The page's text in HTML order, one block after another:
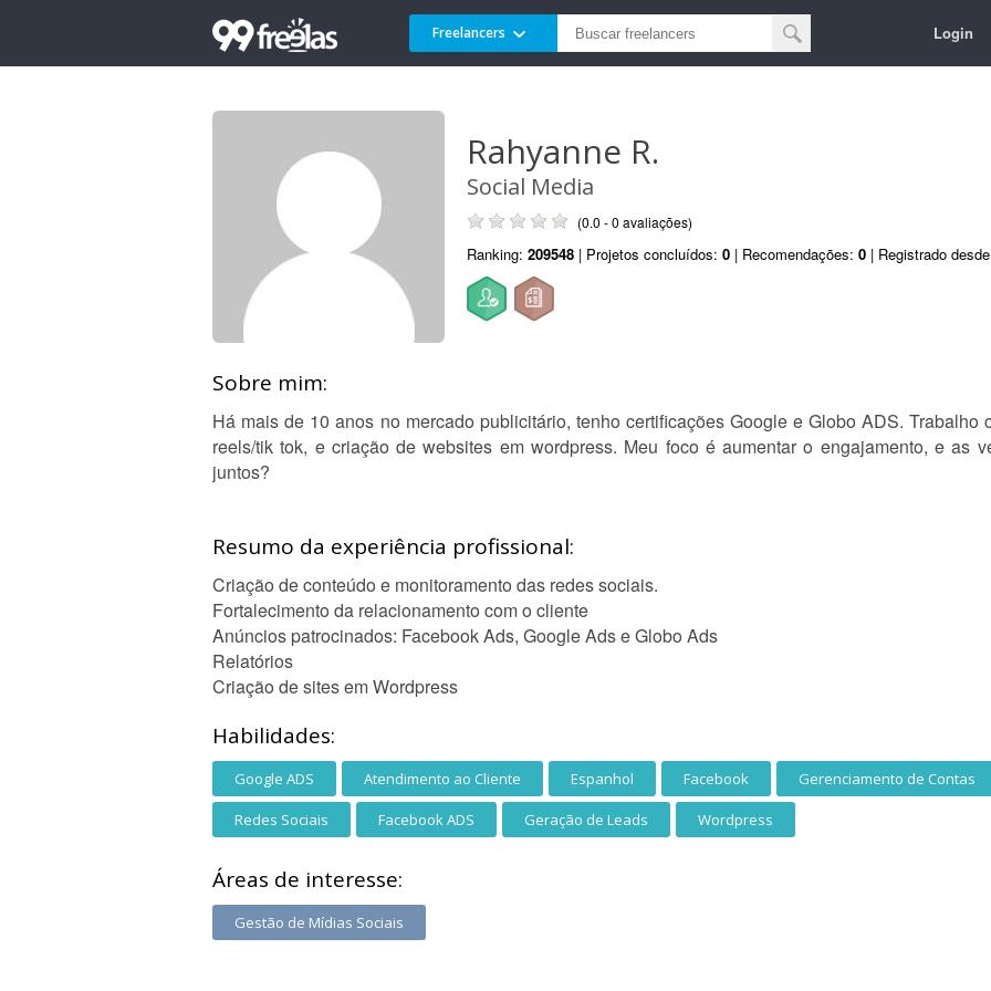
Freelancers Login
Rahyanne R.
Social Media
(0.0 - 0 avaliações)
Ranking: 209548 | Projetos concluídos: 0 | Recomendações: 0 | Registrado
Sobre mim:
Há mais de 10 anos no mercado publicitário, tenho certificações Google e Globo ADS.
reels/tik tok, e criação de websites em wordpress. Meu foco é aumentar o engajamento, e as
juntos?
Resumo da experiência profissional:
Criação de conteúdo e monitoramento das redes sociais.
Fortalecimento da relacionamento com o cliente
Anúncios patrocinados: Facebook Ads, Google Ads e Globo Ads
Relatórios
Criação de sites em Wordpress
Habilidades:
Google ADS Atendimento ao Cliente Espanhol Facebook Gerenciamento de Contas
Redes Sociais Facebook ADS Geração de Leads Wordpress
Áreas de interesse:
Gestão de Mídias Sociais